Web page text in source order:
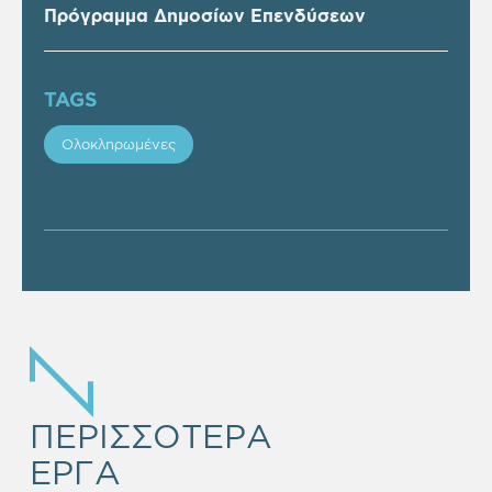
Πρόγραμμα Δημοσίων Επενδύσεων
TAGS
Ολοκληρωμένες
ΠΕΡΙΣΣΟΤΕΡΑ
ΕΡΓΑ